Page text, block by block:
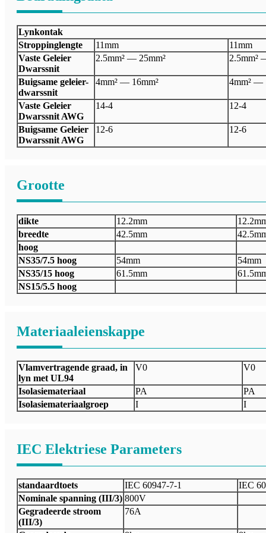
Lynkontak
Stroppinglengte
11mm
11mm
Vaste Geleier
Dwarssnit
2.5mm² — 25mm² 2.5mm²
Buigsame geleier-
dwarssnit
4mm² — 16mm² 4mm² —
Vaste Geleier
Dwarssnit AWG
14-4 12-4
Buigsame Geleier
Dwarssnit AWG
12-6 12-6
Grootte
dikte 12.2mm
breedte
42.5mm
hoog
NS35/7.5 hoog
54mm
54mm
NS35/15 hoog
61.5mm
NS15/5.5 hoog
Materiaaleienskappe
Vlamvertragende graad, in
lyn met UL94
V0 V0
Isolasiemateriaal PA
PA
Isolasiemateriaalgroep
I I
IEC Elektriese Parameters
standaardtoets IEC 60947-7-1
IEC
Nominale spanning (III/3) 800V
Gegradeerde stroom
(III/3)
76A